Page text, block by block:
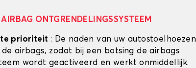
ONTGRENDELINGSSYSTEEM
prioriteit : De naden van uw autostoelhoezen
airbags, zodat bij een botsing de airbags
wordt geactiveerd en werkt onmiddellijk.